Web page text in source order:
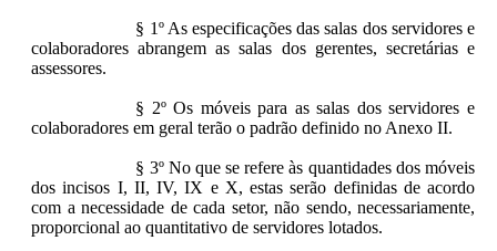
§ 1º As especificações das salas dos servidores e
colaboradores abrangem as salas dos gerentes, secretárias e
assessores.
§ 2º Os móveis para as salas dos servidores e
colaboradores em geral terão o padrão definido no Anexo II.
§ 3º No que se refere às quantidades dos móveis
dos incisos I, II, IV, IX e X, estas serão definidas de acordo
com a necessidade de cada setor, não sendo, necessariamente,
proporcional ao quantitativo de servidores lotados.